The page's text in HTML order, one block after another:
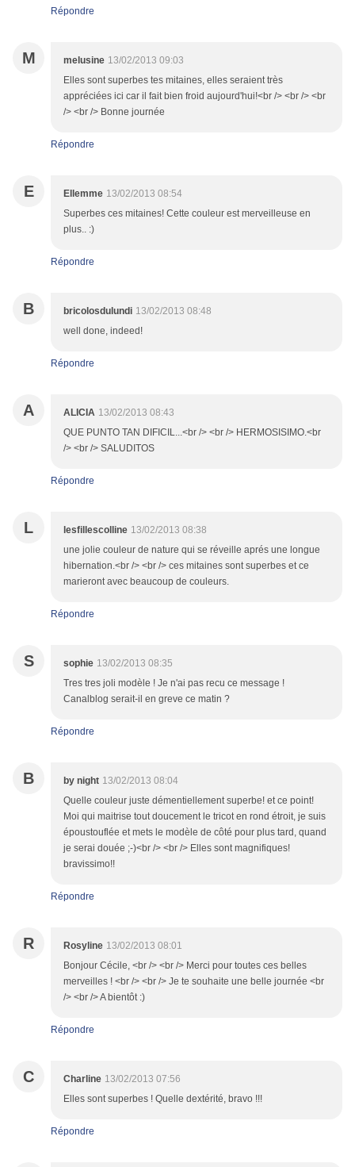
Répondre
M melusine 13/02/2013 09:03
Elles sont superbes tes mitaines, elles seraient très
appréciées ici car il fait bien froid aujourd'hui!<br /> <br /> <br
/> <br /> Bonne journée
Répondre
E Ellemme 13/02/2013 08:54
Superbes ces mitaines! Cette couleur est merveilleuse en
plus.. :)
Répondre
B bricolosdulundi 13/02/2013 08:48
well done, indeed!
Répondre
A ALICIA 13/02/2013 08:43
QUE PUNTO TAN DIFICIL...<br /> <br /> HERMOSISIMO.<br
/> <br /> SALUDITOS
Répondre
L lesfillescolline 13/02/2013 08:38
une jolie couleur de nature qui se réveille aprés une longue
hibernation.<br /> <br /> ces mitaines sont superbes et ce
marieront avec beaucoup de couleurs.
Répondre
S sophie 13/02/2013 08:35
Tres tres joli modèle ! Je n'ai pas recu ce message !
Canalblog serait-il en greve ce matin ?
Répondre
B by night 13/02/2013 08:04
Quelle couleur juste démentiellement superbe! et ce point!
Moi qui maitrise tout doucement le tricot en rond étroit, je suis
époustouflée et mets le modèle de côté pour plus tard, quand
je serai douée ;-)<br /> <br /> Elles sont magnifiques!
bravissimo!!
Répondre
R Rosyline 13/02/2013 08:01
Bonjour Cécile, <br /> <br /> Merci pour toutes ces belles
merveilles ! <br /> <br /> Je te souhaite une belle journée <br
/> <br /> A bientôt :)
Répondre
C Charline 13/02/2013 07:56
Elles sont superbes ! Quelle dextérité, bravo !!!
Répondre